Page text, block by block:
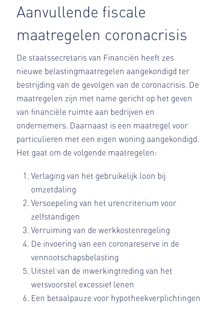
Aanvullende fiscale
maatregelen coronacrisis
De staatssecretaris van Financiën heeft zes
nieuwe belastingmaatregelen aangekondigd ter
bestrijding van de gevolgen van de coronacrisis. De
maatregelen zijn met name gericht op het geven
van financiële ruimte aan bedrijven en
ondernemers. Daarnaast is een maatregel voor
particulieren met een eigen woning aangekondigd.
Het gaat om de volgende maatregelen:
Verlaging van het gebruikelijk loon bij
omzetdaling
Versoepeling van het urencriterium voor
zelfstandigen
Verruiming van de werkkostenregeling
De invoering van een coronareserve in de
vennootschapsbelasting
Uitstel van de inwerkingtreding van het
wetsvoorstel excessief lenen
Een betaalpauze voor hypotheekverplichtingen